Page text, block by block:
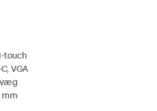
touch
VGA
væg
mm